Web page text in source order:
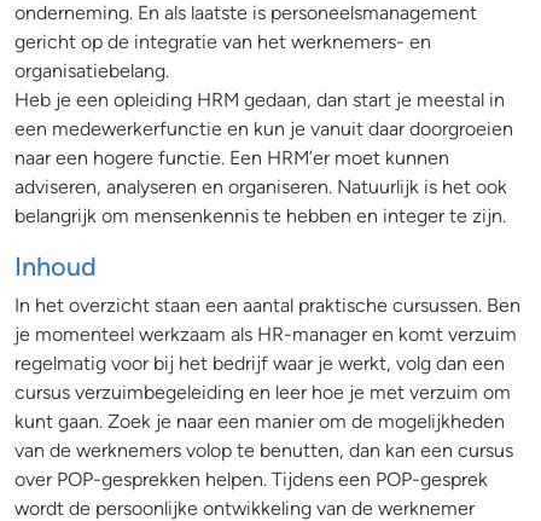
onderneming. En als laatste is personeelsmanagement
gericht op de integratie van het werknemers- en
organisatiebelang.
Heb je een opleiding HRM gedaan, dan start je meestal in
een medewerkerfunctie en kun je vanuit daar doorgroeien
naar een hogere functie. Een HRM’er moet kunnen
adviseren, analyseren en organiseren. Natuurlijk is het ook
belangrijk om mensenkennis te hebben en integer te zijn.
Inhoud
In het overzicht staan een aantal praktische cursussen. Ben
je momenteel werkzaam als HR-manager en komt verzuim
regelmatig voor bij het bedrijf waar je werkt, volg dan een
cursus verzuimbegeleiding en leer hoe je met verzuim om
kunt gaan. Zoek je naar een manier om de mogelijkheden
van de werknemers volop te benutten, dan kan een cursus
over POP-gesprekken helpen. Tijdens een POP-gesprek
wordt de persoonlijke ontwikkeling van de werknemer